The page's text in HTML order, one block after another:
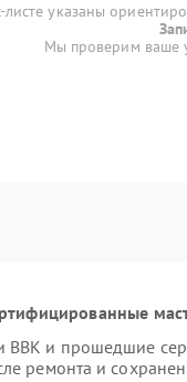
указаны
Мы проверим ваше
BBK и прошедшие
ремонта и